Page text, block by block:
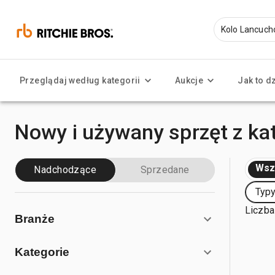
Przeglądaj według kategorii Aukcje Jak to
Nowy i używany sprzęt z
Nadchodzące Sprzedane
Branże
Kategorie